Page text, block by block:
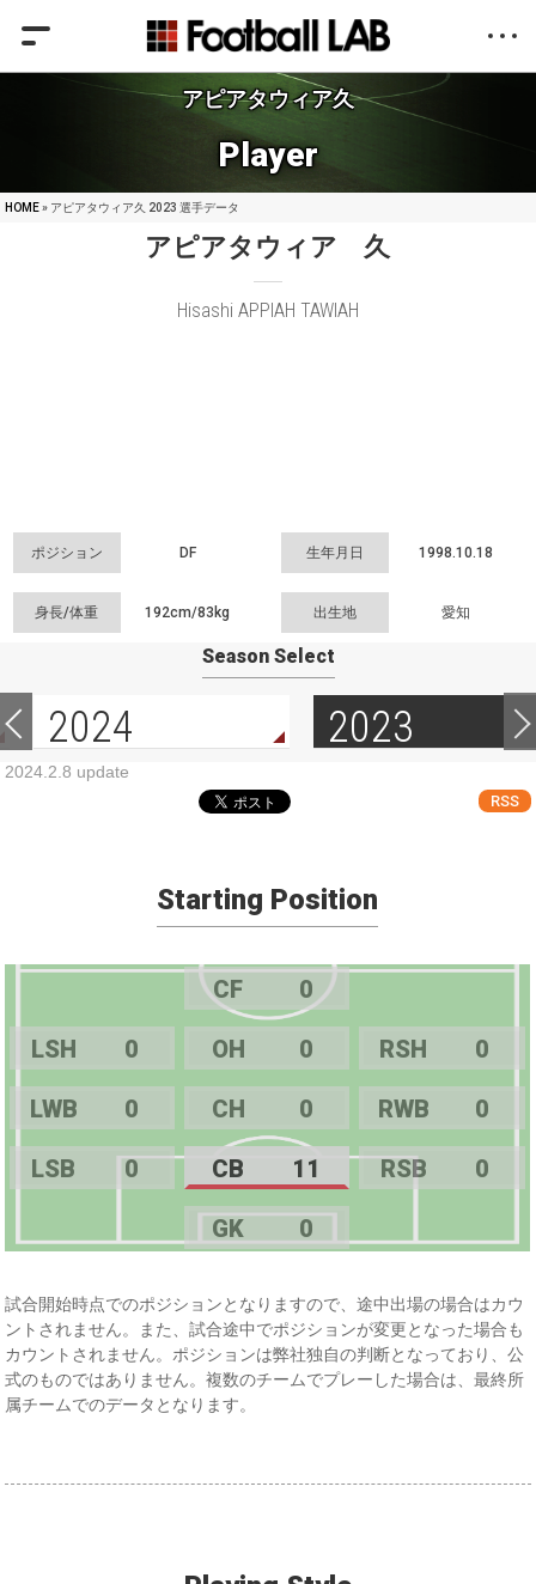
アピアタウィア久
Player
HOME» アピアタウィア久 2023 選手データ
アピアタウィア 久
Hisashi APPIAH TAWIAH
ポジション DF 生年月日 1998.10.18
身長/体重 192cm/83kg 出生地 愛知
Season Select
2024 2023
2024.2.8 update
RSS
Starting Position
CF 0
LSH 0 OH 0 RSH 0
LWB 0 CH 0 RWB 0
LSB 0 CB 11 RSB 0
GK 0
試合開始時点でのポジションとなりますので、途中出場の場合はカウ
ントされません。また、試合途中でポジションが変更となった場合も
カウントされません。ポジションは弊社独自の判断となっており、公
式のものではありません。複数のチームでプレーした場合は、最終所
属チームでのデータとなります。